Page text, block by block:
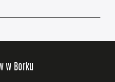
w Borku